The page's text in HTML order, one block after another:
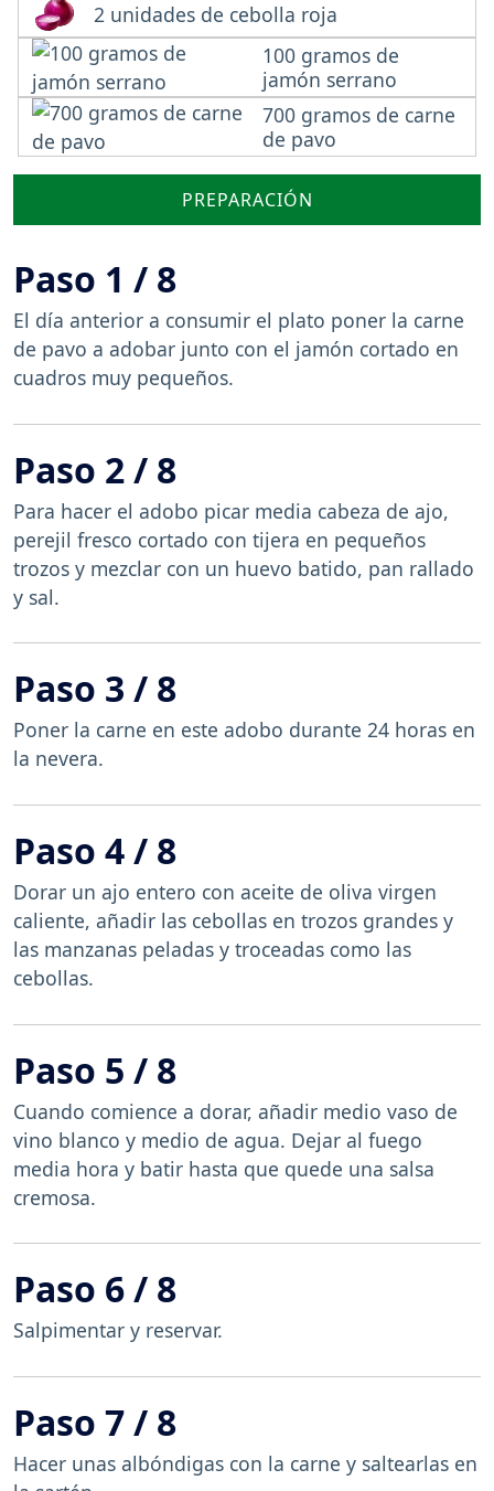
2 unidades de cebolla roja
100 gramos de
jamón serrano
700 gramos de carne
de pavo
PREPARACIÓN
Paso 1 / 8
El día anterior a consumir el plato poner la carne
de pavo a adobar junto con el jamón cortado en
cuadros muy pequeños.
Paso 2 / 8
Para hacer el adobo picar media cabeza de ajo,
perejil fresco cortado con tijera en pequeños
trozos y mezclar con un huevo batido, pan rallado
y sal.
Paso 3 / 8
Poner la carne en este adobo durante 24 horas en
la nevera.
Paso 4 / 8
Dorar un ajo entero con aceite de oliva virgen
caliente, añadir las cebollas en trozos grandes y
las manzanas peladas y troceadas como las
cebollas.
Paso 5 / 8
Cuando comience a dorar, añadir medio vaso de
vino blanco y medio de agua. Dejar al fuego
media hora y batir hasta que quede una salsa
cremosa.
Paso 6 / 8
Salpimentar y reservar.
Paso 7 / 8
Hacer unas albóndigas con la carne y saltearlas en